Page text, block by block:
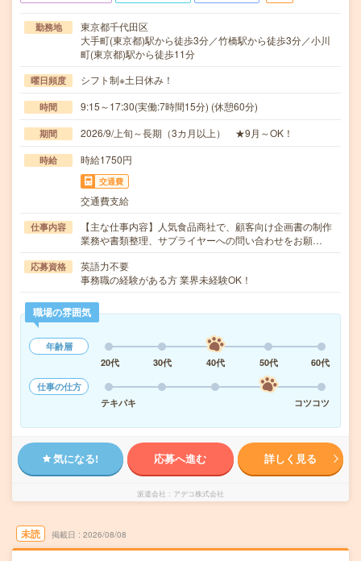
勤務地
東京都千代田区
大手町(東京都)駅から徒歩3分／竹橋駅から徒歩3分／小川
町(東京都)駅から徒歩11分
曜日頻度 シフト制※土日休み！
時間 9:15～17:30(実働:7時間15分) (休憩60分)
期間 2026/9/上旬～長期（3カ月以上） ★9月～OK！
時給 時給1750円
交通費
交通費支給
仕事内容
【主な仕事内容】人気食品商社で、顧客向け企画書の制作
業務や書類整理、サプライヤーへの問い合わせをお願…
応募資格
英語力不要
事務職の経験がある方 業界未経験OK！
職場の雰囲気
年齢層
20代
30代 40代 50代
60代
仕事の仕方
テキパキ
コツコツ
気になる! 応募へ進む 詳しく見る
派遣会社 アデコ株式会社
未読 掲載日 2026/08/08